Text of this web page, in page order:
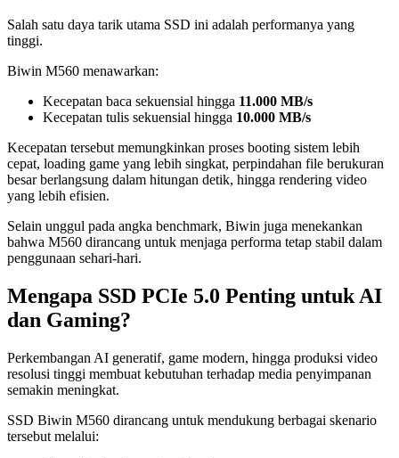
Salah satu daya tarik utama SSD ini adalah performanya yang
tinggi.
Biwin M560 menawarkan:
Kecepatan baca sekuensial hingga 11.000 MB/s
Kecepatan tulis sekuensial hingga 10.000 MB/s
Kecepatan tersebut memungkinkan proses booting sistem lebih
cepat, loading game yang lebih singkat, perpindahan file berukuran
besar berlangsung dalam hitungan detik, hingga rendering video
yang lebih efisien.
Selain unggul pada angka benchmark, Biwin juga menekankan
bahwa M560 dirancang untuk menjaga performa tetap stabil dalam
penggunaan sehari-hari.
Mengapa SSD PCIe 5.0 Penting untuk AI
dan Gaming?
Perkembangan AI generatif, game modern, hingga produksi video
resolusi tinggi membuat kebutuhan terhadap media penyimpanan
semakin meningkat.
SSD Biwin M560 dirancang untuk mendukung berbagai skenario
tersebut melalui: